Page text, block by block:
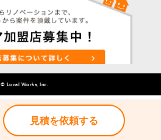
見積を依頼する
© Local Works, Inc.
見積を依頼する